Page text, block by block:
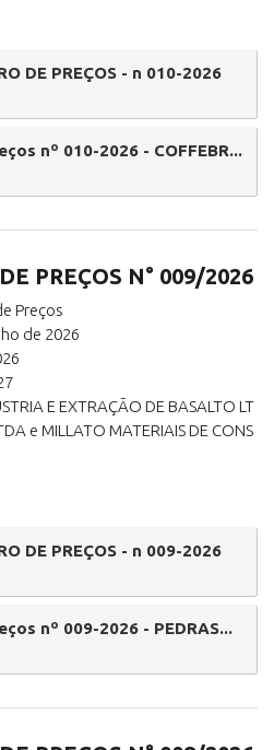
DE PREÇOS - n 010-2026
nº 010-2026 - COFFEBR...
PREÇOS N° 009/2026
Preços
de 2026
E EXTRAÇÃO DE BASALTO LT
e MILLATO MATERIAIS DE CONS
DE PREÇOS - n 009-2026
nº 009-2026 - PEDRAS...